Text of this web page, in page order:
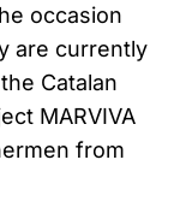
occasion
are currently
Catalan
MARVIVA
from